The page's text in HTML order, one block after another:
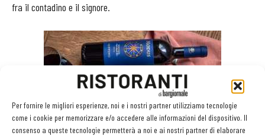
Per fornire le migliori esperienze, noi e i nostri partner utilizziamo tecnologie
come i cookie per memorizzare e/o accedere alle informazioni del dispositivo. Il
consenso a queste tecnologie permetterà a noi e ai nostri partner di elaborare
fra il contadino e il signore.